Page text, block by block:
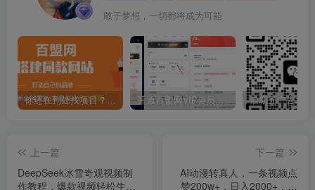
敢于梦想，一切都将成为可能
你还在到处找项目？还在当韭菜？我靠卖项目一个月收入5万+，曾经我也是个失败者。 开通百盟网VIP会员，尊享全站资源免费下载，享70%的推广提成！！【限时五折优惠】
上一篇
DeepSeek冰雪奇观视频制
作教程，爆款视频轻松生
下一篇
AI动漫转真人，一条视频点
赞200w+，日入2000+，多